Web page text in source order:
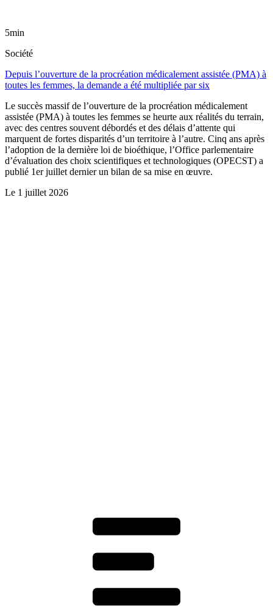
5min
Société
Depuis l’ouverture de la procréation médicalement assistée (PMA) à
toutes les femmes, la demande a été multipliée par six
Le succès massif de l’ouverture de la procréation médicalement
assistée (PMA) à toutes les femmes se heurte aux réalités du terrain,
avec des centres souvent débordés et des délais d’attente qui
marquent de fortes disparités d’un territoire à l’autre. Cinq ans après
l’adoption de la dernière loi de bioéthique, l’Office parlementaire
d’évaluation des choix scientifiques et technologiques (OPECST) a
publié 1er juillet dernier un bilan de sa mise en œuvre.
Le 1 juillet 2026